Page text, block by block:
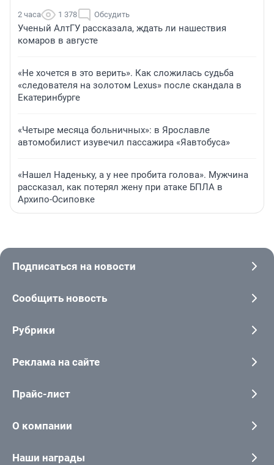
2 часа 1 378 Обсудить
Ученый АлтГУ рассказала, ждать ли нашествия
комаров в августе
«Не хочется в это верить». Как сложилась судьба
«следователя на золотом Lexus» после скандала в
Екатеринбурге
«Четыре месяца больничных»: в Ярославле
автомобилист изувечил пассажира «Яавтобуса»
«Нашел Наденьку, а у нее пробита голова». Мужчина
рассказал, как потерял жену при атаке БПЛА в
Архипо-Осиповке
Подписаться на новости
Сообщить новость
Рубрики
Реклама на сайте
Прайс-лист
О компании
Наши награды